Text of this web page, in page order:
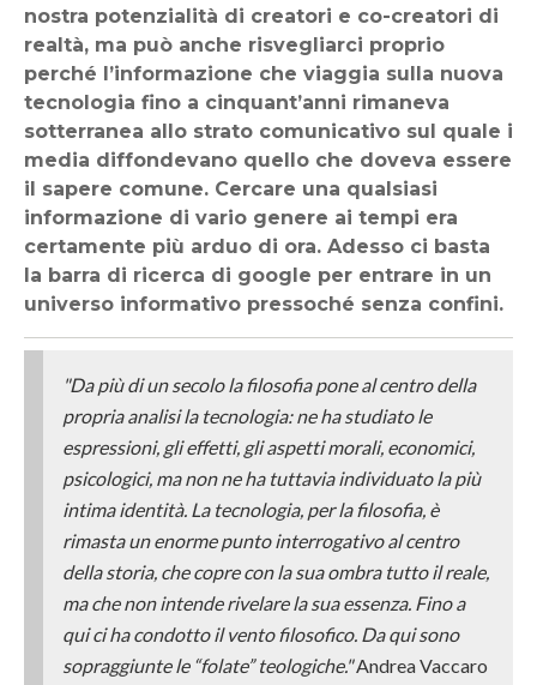
nostra potenzialità di creatori e co-creatori di
realtà, ma può anche risvegliarci proprio
perché l’informazione che viaggia sulla nuova
tecnologia fino a cinquant’anni rimaneva
sotterranea allo strato comunicativo sul quale i
media diffondevano quello che doveva essere
il sapere comune. Cercare una qualsiasi
informazione di vario genere ai tempi era
certamente più arduo di ora. Adesso ci basta
la barra di ricerca di google per entrare in un
universo informativo pressoché senza confini.
"Da più di un secolo la filosofia pone al centro della
propria analisi la tecnologia: ne ha studiato le
espressioni, gli effetti, gli aspetti morali, economici,
psicologici, ma non ne ha tuttavia individuato la più
intima identità. La tecnologia, per la filosofia, è
rimasta un enorme punto interrogativo al centro
della storia, che copre con la sua ombra tutto il reale,
ma che non intende rivelare la sua essenza. Fino a
qui ci ha condotto il vento filosofico. Da qui sono
sopraggiunte le “folate” teologiche."Andrea Vaccaro